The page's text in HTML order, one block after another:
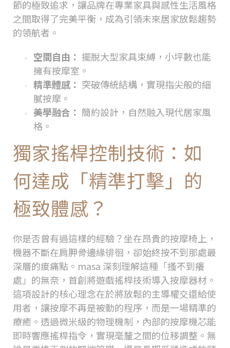
節的極致追求，讓品牌在專業家具與感性生活風格
之間取得了完美平衡，成為引領未來居家放鬆趨勢
的領航者。
空間自由： 擺脫大型家具束縛，小坪數也能
擁有按摩室。
精準體感： 突破傳統結構，實現指尖般的細
膩按摩。
美學融合： 簡約設計，自然融入現代居家風
格。
獨家搖桿控制技術：如
何達成「精準打擊」的
極致體感？
你是否曾有過這樣的經驗？坐在昂貴的按摩椅上，
機器不斷在肩胛骨邊緣徘徊，卻始終按不到那處最
深層的痠痛點。 masa 深刻理解這種「搔不到癢
處」的無奈，首創將遊戲搖桿技術導入按摩器材。
這項設計的核心理念在於將放鬆的主導權交還給使
用者，讓按摩不再是被動的程序，而是一場精準的
療癒。透過微米級的物理機制，內部的按摩機芯能
即時響應搖桿指令，實現毫釐之間的位移調整。無